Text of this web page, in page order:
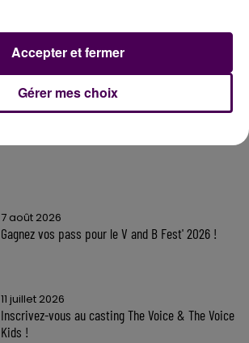
7 août 2026
Gagnez vos pass pour le V and B Fest' 2026 !
11 juillet 2026
Inscrivez-vous au casting The Voice & The Voice
Kids !
Gérer mes choix
Accepter et fermer